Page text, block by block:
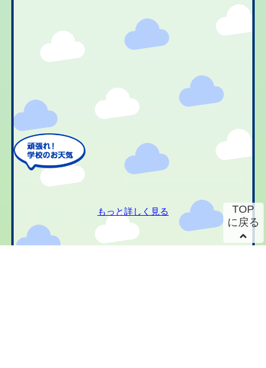
もっと詳しく見る
TOP
に戻る